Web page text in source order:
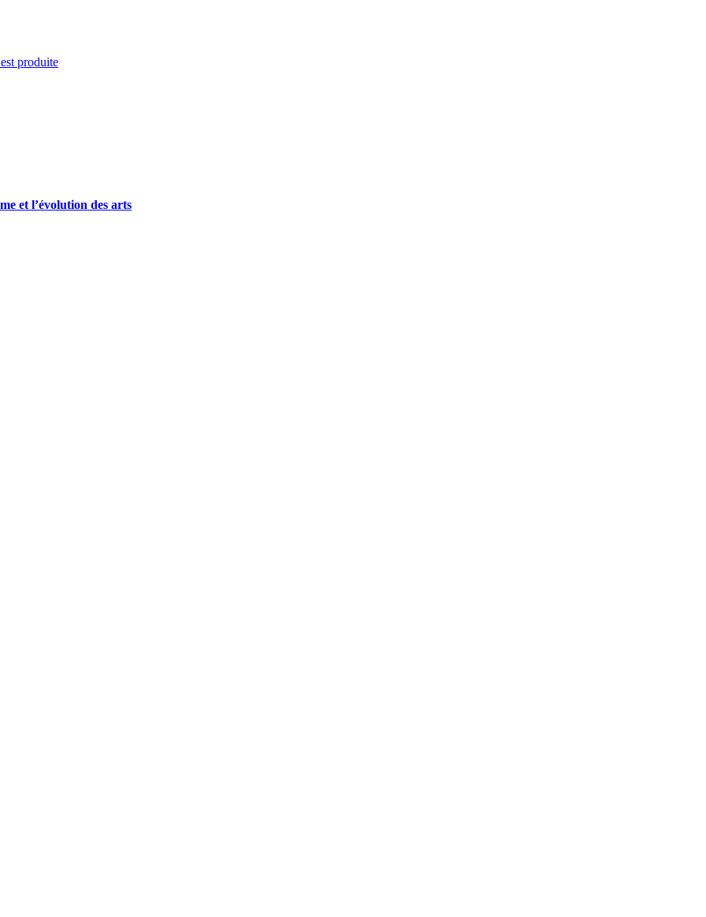
produite
et l’évolution des arts